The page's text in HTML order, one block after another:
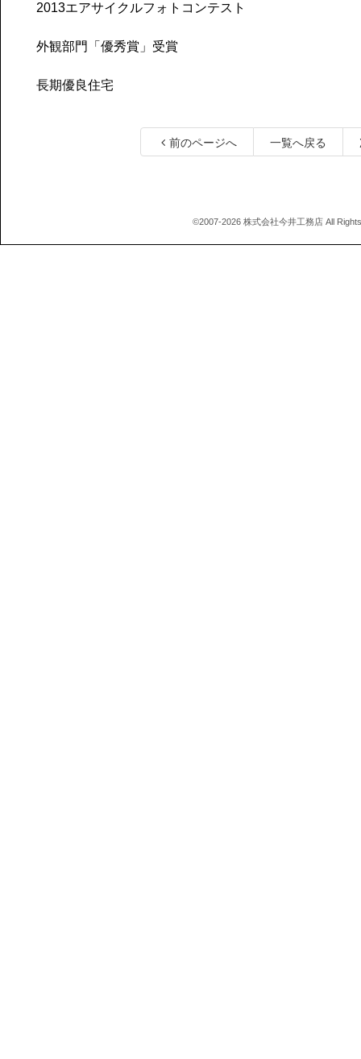
2013エアサイクルフォトコンテスト
外観部門「優秀賞」受賞
長期優良住宅
前のページへ 一覧へ戻る
©2007-2026 株式会社今井工務店 All